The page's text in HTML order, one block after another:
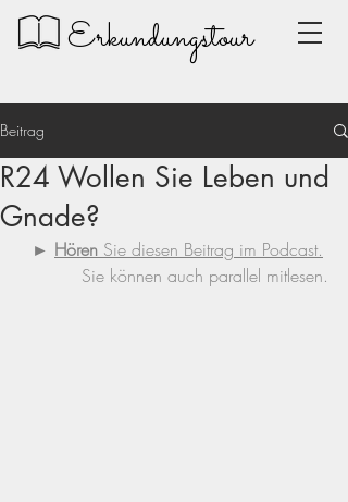
Erkundungstour
Beitrag
R24 Wollen Sie Leben und
Gnade?
► Hören Sie diesen Beitrag im Podcast.
Sie können auch parallel mitlesen.